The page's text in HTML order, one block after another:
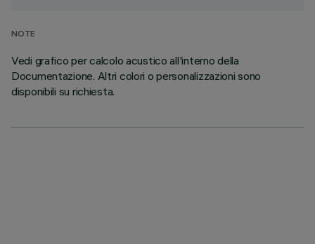
NOTE
Vedi grafico per calcolo acustico all'interno della
Documentazione. Altri colori o personalizzazioni sono
disponibili su richiesta.